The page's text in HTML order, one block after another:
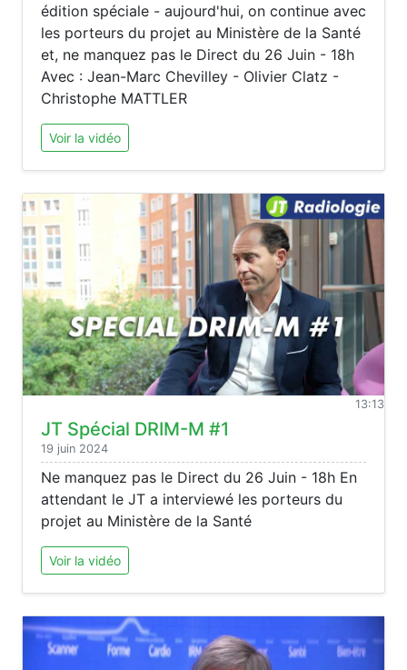
édition spéciale - aujourd'hui, on continue avec
les porteurs du projet au Ministère de la Santé
et, ne manquez pas le Direct du 26 Juin - 18h
Avec : Jean-Marc Chevilley - Olivier Clatz -
Christophe MATTLER
Voir la vidéo
13:13
JT Spécial DRIM-M #1
19 juin 2024
Ne manquez pas le Direct du 26 Juin - 18h En
attendant le JT a interviewé les porteurs du
projet au Ministère de la Santé
Voir la vidéo